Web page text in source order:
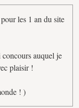
les 1 an du site
auquel je
plaisir !
! )